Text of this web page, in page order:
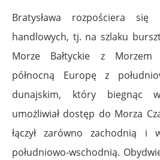
Bratysława rozpościera
handlowych, tj. na szlaku
Morze Bałtyckie z Morzem
północną Europę z
dunajskim, który biegnąc
umożliwiał dostęp do Morza
łączył zarówno zachodnią i
południowo-wschodnią.